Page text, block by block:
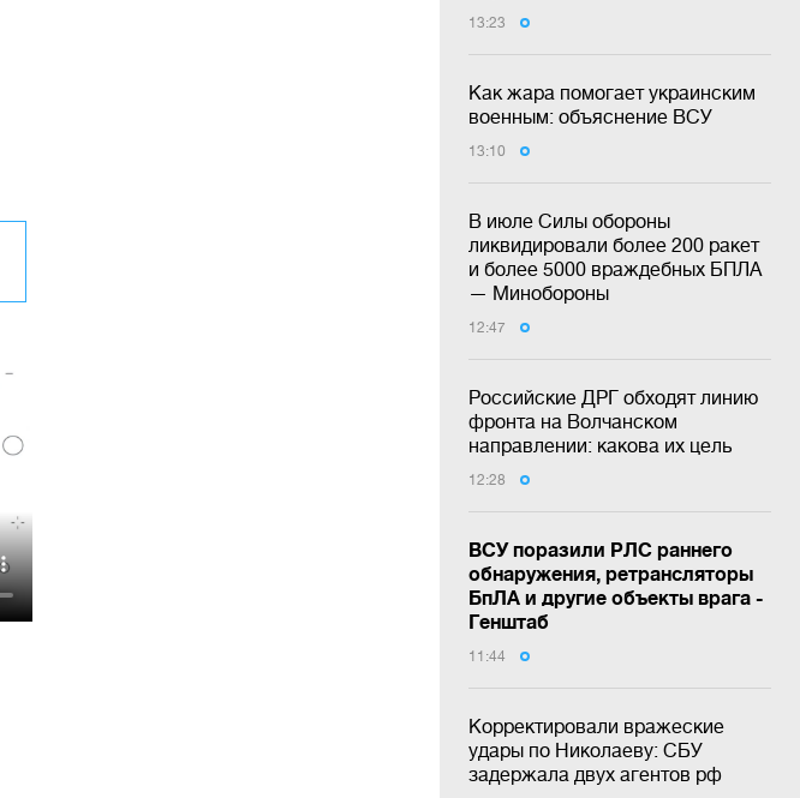
13:23
Как жара помогает украинским
военным: объяснение ВСУ
13:10
В июле Силы обороны
ликвидировали более 200 ракет
и более 5000 враждебных БПЛА
— Минобороны
12:47
Российские ДРГ обходят линию
фронта на Волчанском
направлении: какова их цель
12:28
ВСУ поразили РЛС раннего
обнаружения, ретрансляторы
БпЛА и другие объекты врага -
Генштаб
11:44
Корректировали вражеские
удары по Николаеву: СБУ
задержала двух агентов рф